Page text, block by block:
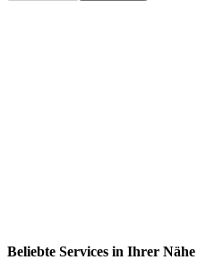
Beliebte Services in Ihrer Nähe